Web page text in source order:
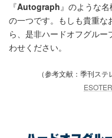
『Autograph』のような
の一つです。もしも貴重な
ら、是非ハードオフグル
わせください。
（参考文献：季刊ス